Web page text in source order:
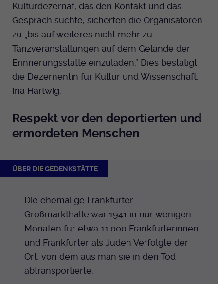
Kulturdezernat, das den Kontakt und das
Gespräch suchte, sicherten die Organisatoren
zu „bis auf weiteres nicht mehr zu
Tanzveranstaltungen auf dem Gelände der
Erinnerungsstätte einzuladen.“ Dies bestätigt
die Dezernentin für Kultur und Wissenschaft,
Ina Hartwig.
Respekt vor den deportierten und
ermordeten Menschen
ÜBER DIE GEDENKSTÄTTE
Die ehemalige Frankfurter
Großmarkthalle war 1941 in nur wenigen
Monaten für etwa 11.000 Frankfurterinnen
und Frankfurter als Juden Verfolgte der
Ort, von dem aus man sie in den Tod
abtransportierte.